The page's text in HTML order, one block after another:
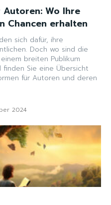
Wo Ihre
Chancen erhalten
sich dafür, ihre
Doch wo sind die
breiten Publikum
Sie eine Übersicht
für Autoren und deren
2024